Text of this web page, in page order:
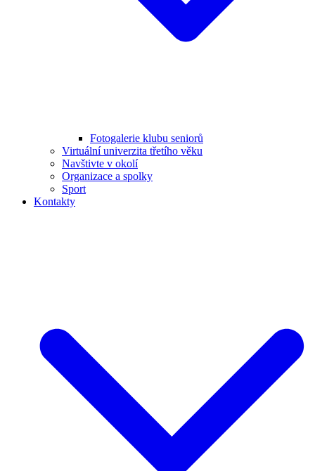
Fotogalerie klubu seniorů
Virtuální univerzita třetího věku
Navštivte v okolí
Organizace a spolky
Sport
Kontakty